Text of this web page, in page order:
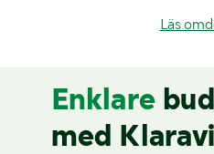
Läs
Enklare
med